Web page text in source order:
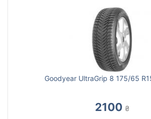
Goodyear UltraGrip 8 175/65
2100 ₴